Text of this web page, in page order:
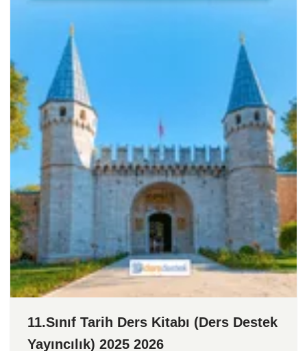
11.Sınıf Tarih Ders Kitabı (Ders Destek
Yayıncılık) 2025 2026